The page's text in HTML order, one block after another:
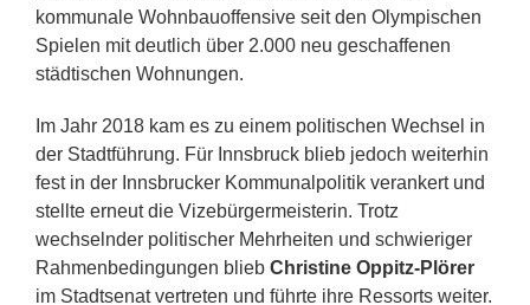
kommunale Wohnbauoffensive seit den Olympischen
Spielen mit deutlich über 2.000 neu geschaffenen
städtischen Wohnungen.
Im Jahr 2018 kam es zu einem politischen Wechsel in
der Stadtführung. Für Innsbruck blieb jedoch weiterhin
fest in der Innsbrucker Kommunalpolitik verankert und
stellte erneut die Vizebürgermeisterin. Trotz
wechselnder politischer Mehrheiten und schwieriger
Rahmenbedingungen blieb Christine Oppitz-Plörer
im Stadtsenat vertreten und führte ihre Ressorts weiter.